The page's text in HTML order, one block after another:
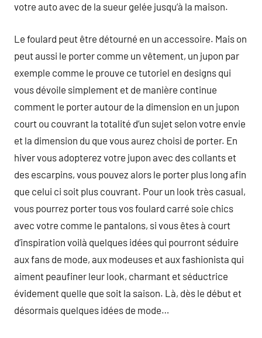
votre auto avec de la sueur gelée jusqu’à la maison.
Le foulard peut être détourné en un accessoire. Mais on
peut aussi le porter comme un vêtement, un jupon par
exemple comme le prouve ce tutoriel en designs qui
vous dévoile simplement et de manière continue
comment le porter autour de la dimension en un jupon
court ou couvrant la totalité d’un sujet selon votre envie
et la dimension du que vous aurez choisi de porter. En
hiver vous adopterez votre jupon avec des collants et
des escarpins, vous pouvez alors le porter plus long afin
que celui ci soit plus couvrant. Pour un look très casual,
vous pourrez porter tous vos foulard carré soie chics
avec votre comme le pantalons, si vous êtes à court
d’inspiration voilà quelques idées qui pourront séduire
aux fans de mode, aux modeuses et aux fashionista qui
aiment peaufiner leur look, charmant et séductrice
évidement quelle que soit la saison. Là, dès le début et
désormais quelques idées de mode…